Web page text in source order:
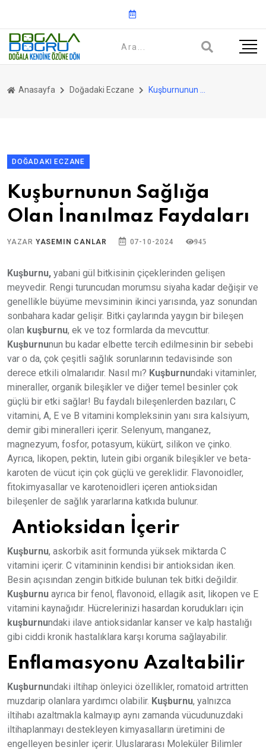
Anasayfa Doğadaki Eczane
DOĞADAKI ECZANE
Kuşburnunun Sağlığa
Olan İnanılmaz Faydaları
YAZAR YASEMIN CANLAR 07-10-2024 945
Kuşburnu, yabani gül bitkisinin çiçeklerinden gelişen
meyvedir. Rengi turuncudan morumsu siyaha kadar değişir ve
genellikle büyüme mevsiminin ikinci yarısında, yaz sonundan
sonbahara kadar gelişir. Bitki çaylarında yaygın bir bileşen
olan kuşburnu, ek ve toz formlarda da mevcuttur.
Kuşburnunun bu kadar elbette tercih edilmesinin bir sebebi
var o da, çok çeşitli sağlık sorunlarının tedavisinde son
derece etkili olmalarıdır. Nasıl mı? Kuşburnundaki vitaminler,
mineraller, organik bileşikler ve diğer temel besinler çok
güçlü bir etki sağlar! Bu faydalı bileşenlerden bazıları, C
vitamini, A, E ve B vitamini kompleksinin yanı sıra kalsiyum,
demir gibi mineralleri içerir. Selenyum, manganez,
magnezyum, fosfor, potasyum, kükürt, silikon ve çinko.
Ayrıca, likopen, pektin, lutein gibi organik bileşikler ve beta-
karoten de vücut için çok güçlü ve gereklidir. Flavonoidler,
fitokimyasallar ve karotenoidleri içeren antioksidan
bileşenler de sağlık yararlarına katkıda bulunur.
Antioksidan İçerir
Kuşburnu, askorbik asit formunda yüksek miktarda C
vitamini içerir. C vitamininin kendisi bir antioksidan iken.
Besin açısından zengin bitkide bulunan tek bitki değildir.
Kuşburnu ayrıca bir fenol, flavonoid, ellagik asit, likopen ve E
vitamini kaynağıdır. Hücrelerinizi hasardan korudukları için
kuşburnundaki ilave antioksidanlar kanser ve kalp hastalığı
gibi ciddi kronik hastalıklara karşı koruma sağlayabilir.
Enflamasyonu Azaltabilir
Kuşburnundaki iltihap önleyici özellikler, romatoid artritten
muzdarip olanlara yardımcı olabilir. Kuşburnu, yalnızca
iltihabı azaltmakla kalmayıp aynı zamanda vücudunuzdaki
iltihaplanmayı destekleyen kimyasalların üretimini de
engelleyen besinler içerir. Uluslararası Moleküler Bilimler